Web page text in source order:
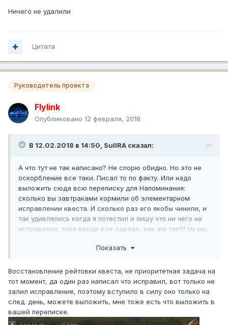
Ничего не удалили
Цитата
Руководитель проекта
Flylink
Опубликовано 12 февраля, 2018
В 12.02.2018 в 14:50, SuIIRA сказал:
А что тут не так написано? Не спорю обидно. Но это не
оскорбление все таки. Писал то по факту. Или надо
выложить сюда всю переписку для Напоминания:
сколько вы завтраками кормили об элементарном
исправлении квеста. И сколько раз его якобы чинили, и
так удивлялись когда я потестил и пишу что ни чего не
исправлено: типа вроде все сделал, как же так!!!! Ну мы
нормальное из того что просят, ну играть же поймите
чтобы было хоть чем то заняться. Эпики багнутые,
квесты не все работают должным образом. Что делать
то нам прикажете? И почему вы обновы не тестите перед
заливкой? Просто данная обнова затронула все на этом
сервере, а не те 15% о которых вы писали. И баюма
поправьте, народ хочет на баюма а не может. Вообще за
Показать
Восстановление рейтовки квеста, не приоритетная задача на
тот момент, да один раз написал что исправил, вот только не
залил исправление, поэтому вступило в силу оно только на
след. день, можете выложить, мне тоже есть что выложить в
вашей переписке.